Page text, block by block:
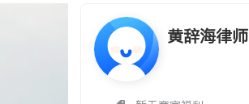
黄辞海律师